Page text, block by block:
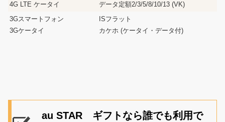
4G LTE ケータイ
データ定額2/3/5/8/10/13 (VK)
3Gスマートフォン
3Gケータイ
ISフラット
カケホ (ケータイ・データ付)
au STAR ギフトなら誰でも利用で